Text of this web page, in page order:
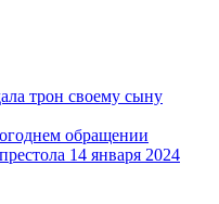
трон своему сыну
обращении
14 января 2024